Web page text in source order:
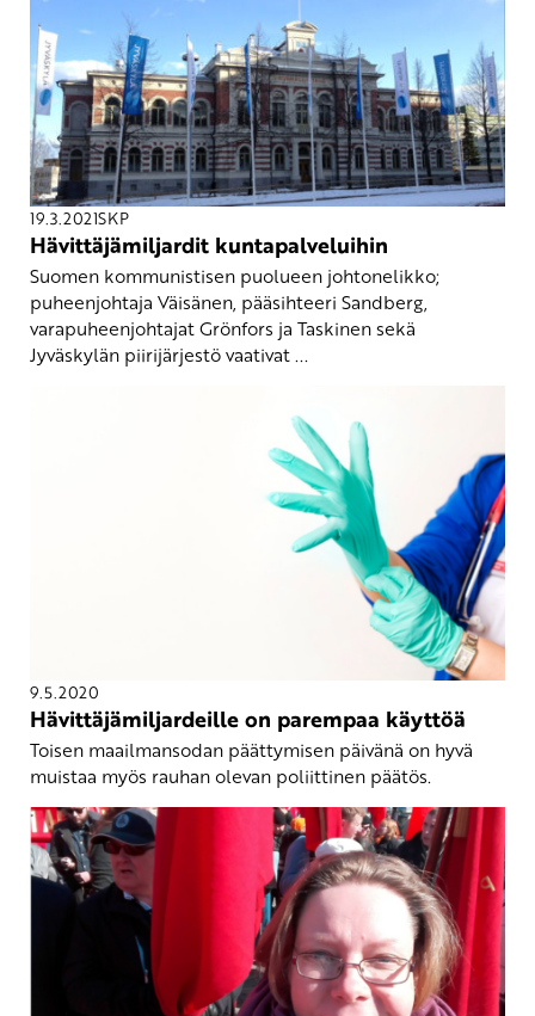
19.3.2021SKP
Hävittäjämiljardit kuntapalveluihin
Suomen kommunistisen puolueen johtonelikko;
puheenjohtaja Väisänen, pääsihteeri Sandberg,
varapuheenjohtajat Grönfors ja Taskinen sekä
Jyväskylän piirijärjestö vaativat ...
9.5.2020
Hävittäjämiljardeille on parempaa käyttöä
Toisen maailmansodan päättymisen päivänä on hyvä
muistaa myös rauhan olevan poliittinen päätös.